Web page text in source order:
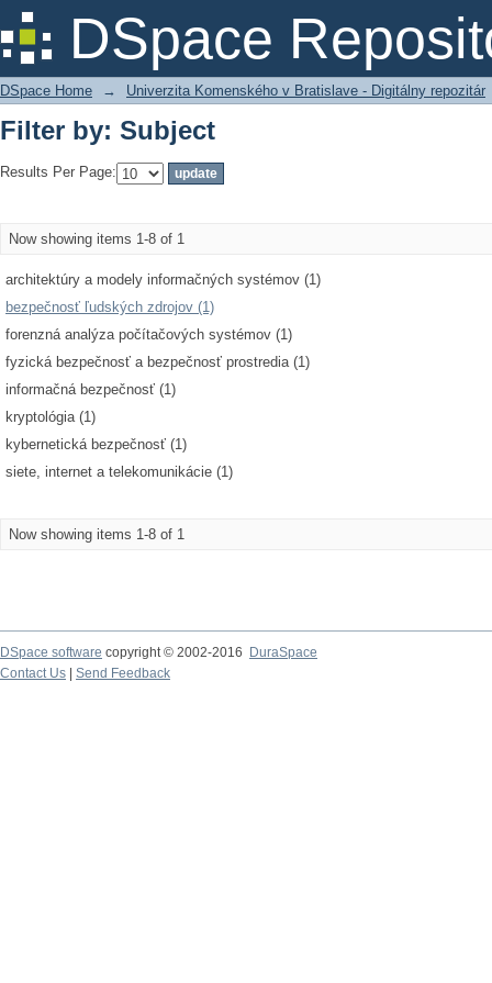
DSpace
Filter by: Subject
DSpace Home → Univerzita Komenského v Bratislave - Digitálny repozitár
Filter by: Subject
Results Per Page:
Now showing items 1-8 of 1
architektúry a modely informačných systémov (1)
bezpečnosť ľudských zdrojov (1)
forenzná analýza počítačových systémov (1)
fyzická bezpečnosť a bezpečnosť prostredia (1)
informačná bezpečnosť (1)
kryptológia (1)
kybernetická bezpečnosť (1)
siete, internet a telekomunikácie (1)
Now showing items 1-8 of 1
DSpace software copyright © 2002-2016
DuraSpace
Contact Us
Send Feedback